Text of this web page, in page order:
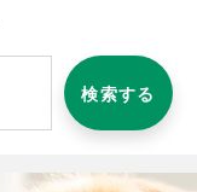
検索する